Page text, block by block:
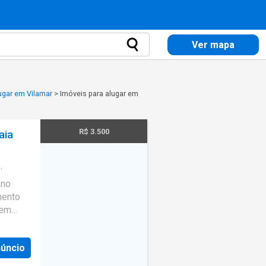
Ver mapa
em Vilamar > Imóveis para alugar em
ou
O
R$ 3.500